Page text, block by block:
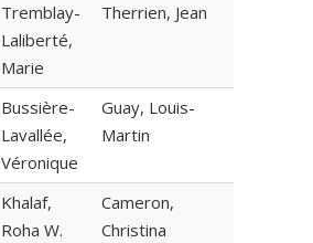
Tremblay-
Laliberté,
Marie
Therrien, Jean
Bussière-
Lavallée,
Véronique
Guay, Louis-
Martin
Khalaf,
Roha W.
Cameron,
Christina